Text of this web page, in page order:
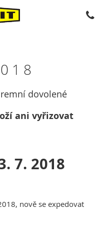
1 8
dovolené
ani vyřizovat
7. 2018
nově se expedovat